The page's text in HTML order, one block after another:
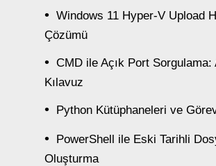
Windows 11 Hyper-V Upload
Çözümü
CMD ile Açık Port Sorgulama:
Kılavuz
Python Kütüphaneleri ve
PowerShell ile Eski Tarihli
Oluşturma